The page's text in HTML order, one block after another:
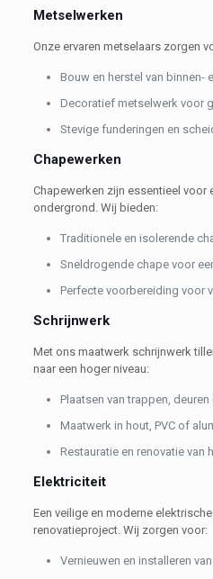
Metselwerken
Onze ervaren metselaars zorgen
Bouw en herstel van binnen-
Decoratief metselwerk voor
Stevige funderingen en
Chapewerken
Chapewerken zijn essentieel voor
ondergrond. Wij bieden:
Traditionele en isolerende
Sneldrogende chape voor
Perfecte voorbereiding voor
Schrijnwerk
Met ons maatwerk schrijnwerk
naar een hoger niveau:
Plaatsen van trappen, deuren
Maatwerk in hout, PVC of
Restauratie en renovatie van
Elektriciteit
Een veilige en moderne
renovatieproject. Wij zorgen voor:
Vernieuwen en installeren